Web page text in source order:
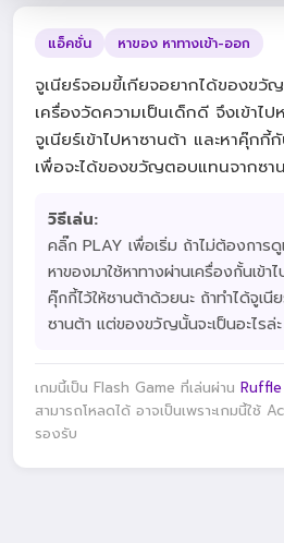
แอ็คชั่น หาของ หาทางเข้า-ออก
จูเนียร์จอมขี้เกียจอยากได้ของขวั
เครื่องวัดความเป็นเด็กดี จึงเข้าไ
จูเนียร์เข้าไปหาซานต้า และหาคุ๊ก
เพื่อจะได้ของขวัญตอบแทนจากซา
วิธีเล่น:
คลิ๊ก PLAY เพื่อเริ่ม ถ้าไม่ต้องการ
หาของมาใช้หาทางผ่านเครื่องกั้นเข้า
คุ๊กกี้ไว้ให้ซานต้าด้วยนะ ถ้าทำได้จูเ
ซานต้า แต่ของขวัญนั้นจะเป็นอะไรล่ะ
เกมนี้เป็น Flash Game ที่เล่นผ่าน Ruffle
สามารถโหลดได้ อาจเป็นเพราะเกมนี้ใช้
รองรับ